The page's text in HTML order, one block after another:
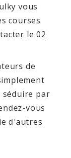
vous
courses
le 02
de
séduire par
vous
d'autres